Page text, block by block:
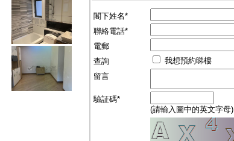
閣下姓名*
聯絡電話*
電郵
查詢
我想預約睇樓
留言
驗証碼*
(請輸入圖中的英文字母)